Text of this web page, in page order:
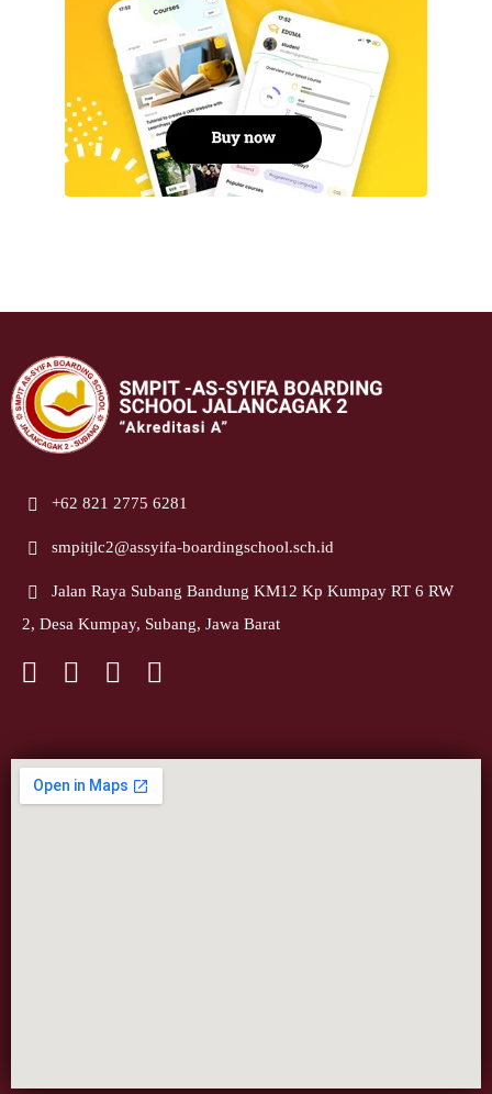
+62 821 2775 6281
smpitjlc2@assyifa-boardingschool.sch.id
Jalan Raya Subang Bandung KM12 Kp Kumpay RT 6 RW
2, Desa Kumpay, Subang, Jawa Barat